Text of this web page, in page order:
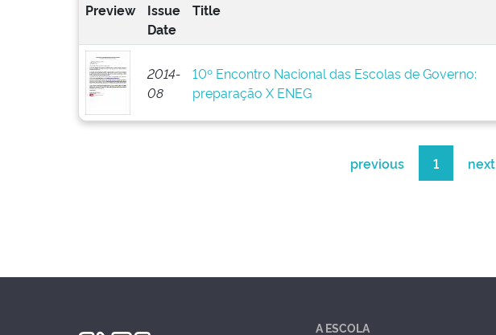
Preview
Issue
Date
Title
2014-
08
10º Encontro Nacional das Escolas de Governo:
preparação X ENEG
previous 1 next
A ESCOLA